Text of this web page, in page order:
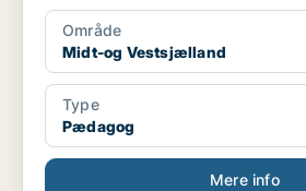
Område
Midt-og Vestsjælland
Type
Pædagog
Mere info